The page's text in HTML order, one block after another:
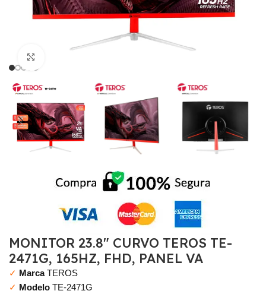
MONITOR 23.8″ CURVO TEROS TE-
2471G, 165HZ, FHD, PANEL VA
✓ MarcaTEROS
✓ Modelo TE-2471G